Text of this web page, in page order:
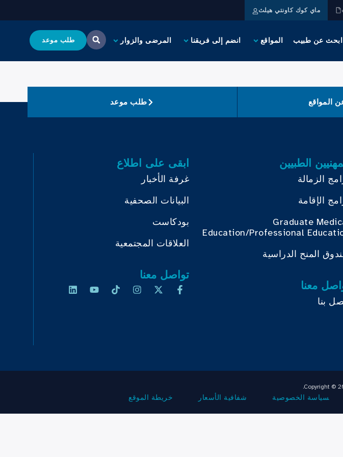
ماي كوك كاونتي هيلث
ابحث عن طبيب المواقع انضم إلى فريقنا المرضى والزوار طلب موعد
المواقع طلب موعد
الطبيين
الزمالة
الإقامة
Graduate
Education/Professional
المنح الدراسية
معنا
بنا
ابقى على اطلاع
غرفة الأخبار
البيانات الصحفية
بودكاست
العلاقات المجتمعية
تواصل معنا
Copyright ©
سياسة الخصوصية شفافية الأسعار خريطة الموقع